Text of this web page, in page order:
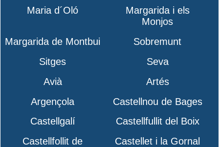
Maria d´Oló
Margarida i els
Monjos
Margarida de Montbui
Sobremunt
Sitges
Seva
Avià
Artés
Argençola
Castellnou de Bages
Castellgalí
Castellfullit del Boix
Castellfollit de
Castellet i la Gornal